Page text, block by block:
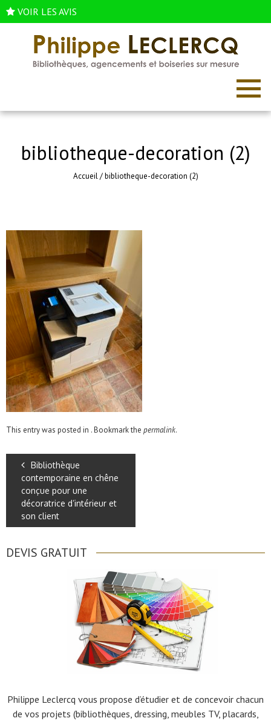
VOIR LES AVIS
bibliotheque-decoration (2)
Accueil/bibliotheque-decoration (2)
This entry was posted in . Bookmark the permalink.
Bibliothèque
contemporaine en chêne
conçue pour une
décoratrice d’intérieur et
son client
DEVIS GRATUIT
Philippe Leclercq vous propose d’étudier et de concevoir chacun
de vos projets (bibliothèques, dressing, meubles TV, placards,